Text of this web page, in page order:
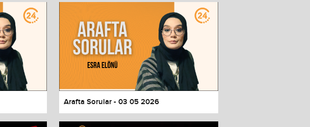
Arafta Sorular - 03 05 2026